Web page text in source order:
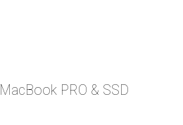
MacBook PRO & SSD